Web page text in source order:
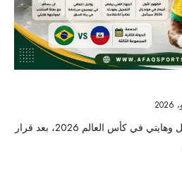
نيمار يغيب عن مواجهة البرازيل وهايتي في كأس العالم 2026، بعد قرار